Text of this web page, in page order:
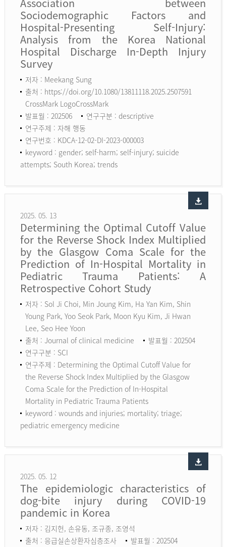
Sociodemographic Factors and
Hospital-Presenting Self-Injury:
Analysis from the Korea National
Hospital Discharge In-Depth Injury
Survey
저자 : Meekang Sung
출처 : https://doi.org/10.1080/13811118.2025.2507591
CrossMark LogoCrossMark
발표월 : 202506
연구구분 : descriptive
연구주제 : 자해 행동
연구번호 : KDCA-12-02-DI-2023-000003
keyword : gender; self-harm; self-injury; suicide
attempts; South Korea; trends
2025. 05. 13
Determining the Optimal Cutoff Value
for the Reverse Shock Index Multiplied
by the Glasgow Coma Scale for the
Prediction of In-Hospital Mortality in
Pediatric Trauma Patients: A
Retrospective Cohort Study
저자 : Sol Ji Choi, Min Joung Kim, Ha Yan Kim, Shin
Young Park, Yoo Seok Park, Moon Kyu Kim, Ji Hwan
Lee, Seo Hee Yoon
출처 : Journal of clinical medicine
발표월 : 202504
연구구분 : SCI
연구주제 : Determining the Optimal Cutoff Value for
the Reverse Shock Index Multiplied by the Glasgow
Coma Scale for the Prediction of In-Hospital
Mortality in Pediatric Trauma Patients
keyword : wounds and injuries; mortality; triage;
pediatric emergency medicine
2025. 05. 12
The epidemiologic characteristics of
dog-bite injury during COVID-19
pandemic in Korea
저자 : 김지헌, 손유동, 조규종, 조영석
출처 : 응급실손상환자심층조사
발표월 : 202504